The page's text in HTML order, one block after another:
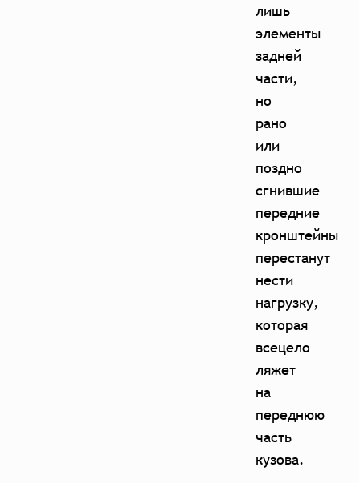
лишь
элементы
задней
части,
но
рано
или
поздно
сгнившие
передние
кронштейны
перестанут
нести
нагрузку,
которая
всецело
ляжет
на
переднюю
часть
кузова.